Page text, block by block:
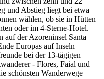
und Abstieg liegt bei etwa
wählen, ob sie in Hütten
oder im 4-Sterne-Hotel.
auf der Azoreninsel Santa
Europas auf Inseln
bei der 13-tägigen
- Flores, Faial und
schönsten Wanderwege